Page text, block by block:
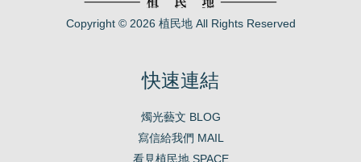
Copyright © 2026 植民地 All Rights Reserved
快速連結
燭光藝文 BLOG
寫信給我們 MAIL
看見植民地 SPACE